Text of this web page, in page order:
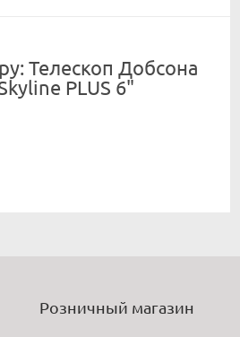
Телескоп Добсона
PLUS 6"
Розничный магазин